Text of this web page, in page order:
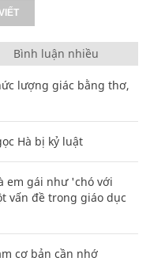
Bình luận nhiều
lượng giác bằng thơ,
Hà bị kỷ luật
em gái như 'chó với
vấn đề trong giáo dục
cơ bản cần nhớ